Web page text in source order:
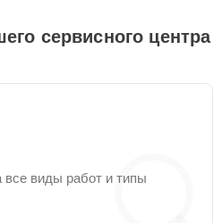
со специалистом
Для расчета итоговой
Servis.
сервисного центра
виды работ и типы